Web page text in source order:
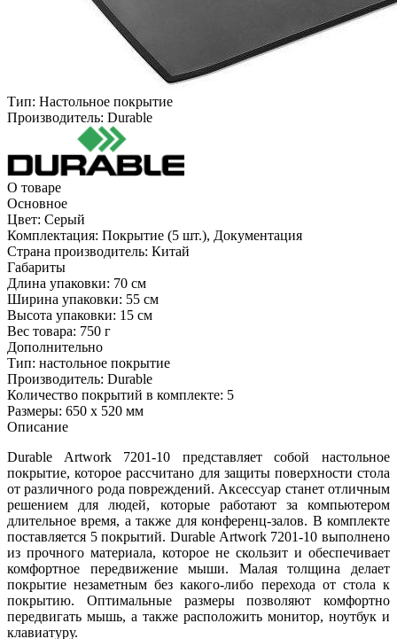
Тип: Настольное покрытие
Производитель: Durable
О товаре
Основное
Цвет: Серый
Комплектация: Покрытие (5 шт.), Документация
Страна производитель: Китай
Габариты
Длина упаковки: 70 см
Ширина упаковки: 55 см
Высота упаковки: 15 см
Вес товара: 750 г
Дополнительно
Тип: настольное покрытие
Производитель: Durable
Количество покрытий в комплекте: 5
Размеры: 650 х 520 мм
Описание
Durable Artwork 7201-10 представляет собой настольное
покрытие, которое рассчитано для защиты поверхности стола
от различного рода повреждений. Аксессуар станет отличным
решением для людей, которые работают за компьютером
длительное время, а также для конференц-залов. В комплекте
поставляется 5 покрытий. Durable Artwork 7201-10 выполнено
из прочного материала, которое не скользит и обеспечивает
комфортное передвижение мыши. Малая толщина делает
покрытие незаметным без какого-либо перехода от стола к
покрытию. Оптимальные размеры позволяют комфортно
передвигать мышь, а также расположить монитор, ноутбук и
клавиатуру.